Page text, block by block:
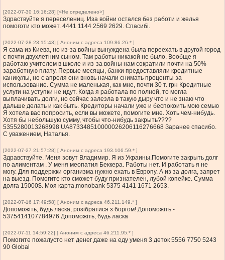
[2022-07-30 16:16:28] [<Не определено>]
Здраствуйте я переселениц. Иза войни остался без работи и желья
помоготи кто может. 4441 1144 2569 2629. Спасибі.
[2022-07-28 23:15:43] [ Аноним с адреса 109.86.26.* ]
Я сама из Киева, но из-за войны вынуждена была переехать в другой город
с почти двухлетним сыном. Там работы никакой не было. Вообще я
работаю учителем в школе и из-за войны нам сократили почти на 50%
заработную плату. Первые месяцы, банки предоставляли кредитные
каникулы, но с апреля они вновь начали снимать проценты за
использование. Сумма не маленькая, как мне, почти 30 т. грн Кредитные
услуги на уступки не идут. Когда я работала по полной, то могла
выплачивать долги, но сейчас залезла в такую ​​дыру что и не знаю что
дальше делать и как быть. Кредиторы начали уже и беспокоить мою семью
Я хотела вас попросить, если вы можете, помогите мне. Хоть чем-нибудь.
Хотя бы небольшую сумму, чтобы что-нибудь закрыть????
5355280013268998 UA873348510000026206116276668 Заранее спасибо.
С уважением, Наталья.
[2022-07-27 21:57:28] [ Аноним с адреса 193.106.59.* ]
Здравствуйте. Меня зовут Владимир. Я из Украины.Помогите закрыть долг
по алиментам . У меня меопатия Беккера. Работы нет. И работать я не
могу. Для поддержки организма нужно ехать в Европу. А из за долга, запрет
на выезд. Помогите кто сможет буду признателен, лубой копейке. Сумма
долга 15000$. Моя карта,monobank 5375 4141 1671 2653.
[2022-07-16 17:49:58] [ Аноним с адреса 46.211.149.* ]
Допоможіть, будь ласка, розібратися з боргом! Допоможіть -
5375414107784976 Допоможіть, будь ласка
[2022-07-11 14:59:22] [ Аноним с адреса 46.211.95.* ]
Помогите пожалусто нет денег даже на еду уменя 3 деток 5556 7750 5243
90 Global